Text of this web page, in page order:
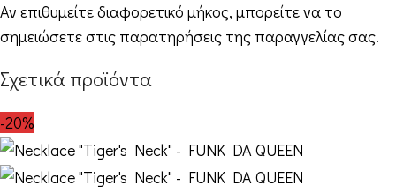
Αν επιθυμείτε διαφορετικό μήκος, μπορείτε να το
σημειώσετε στις παρατηρήσεις της παραγγελίας σας.
Σχετικά προϊόντα
-20%